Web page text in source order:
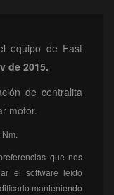
equipo de Fast
de 2015.
de centralita
motor.
que nos
el software leído
manteniendo